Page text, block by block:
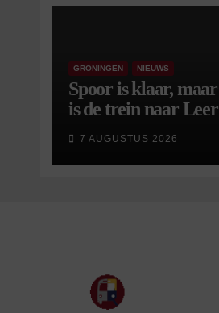
GRONINGEN NIEUWS
Spoor is klaar,
is de trein naar Leer
7 AUGUSTUS 2026